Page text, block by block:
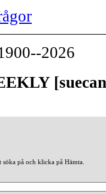
2026
på och klicka på Hämta.